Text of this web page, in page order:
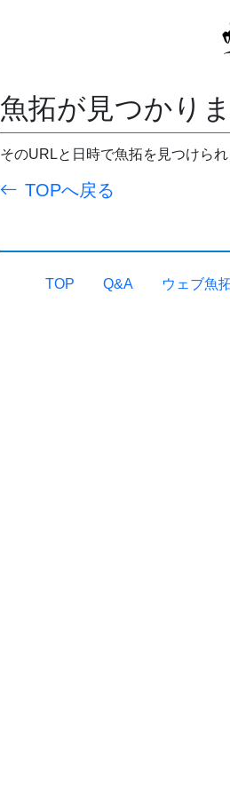
魚拓が見つかりま
そのURLと日時で魚拓を見つけられ
TOPへ戻る
TOP Q&A ウェブ魚